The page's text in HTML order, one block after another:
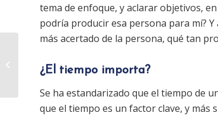
tema de enfoque, y aclarar objetivos,
podría producir esa persona para mí?
más acertado de la persona, qué tan
¿El tiempo importa?
Se ha estandarizado que el tiempo de
que el tiempo es un factor clave, y más
creativo”?